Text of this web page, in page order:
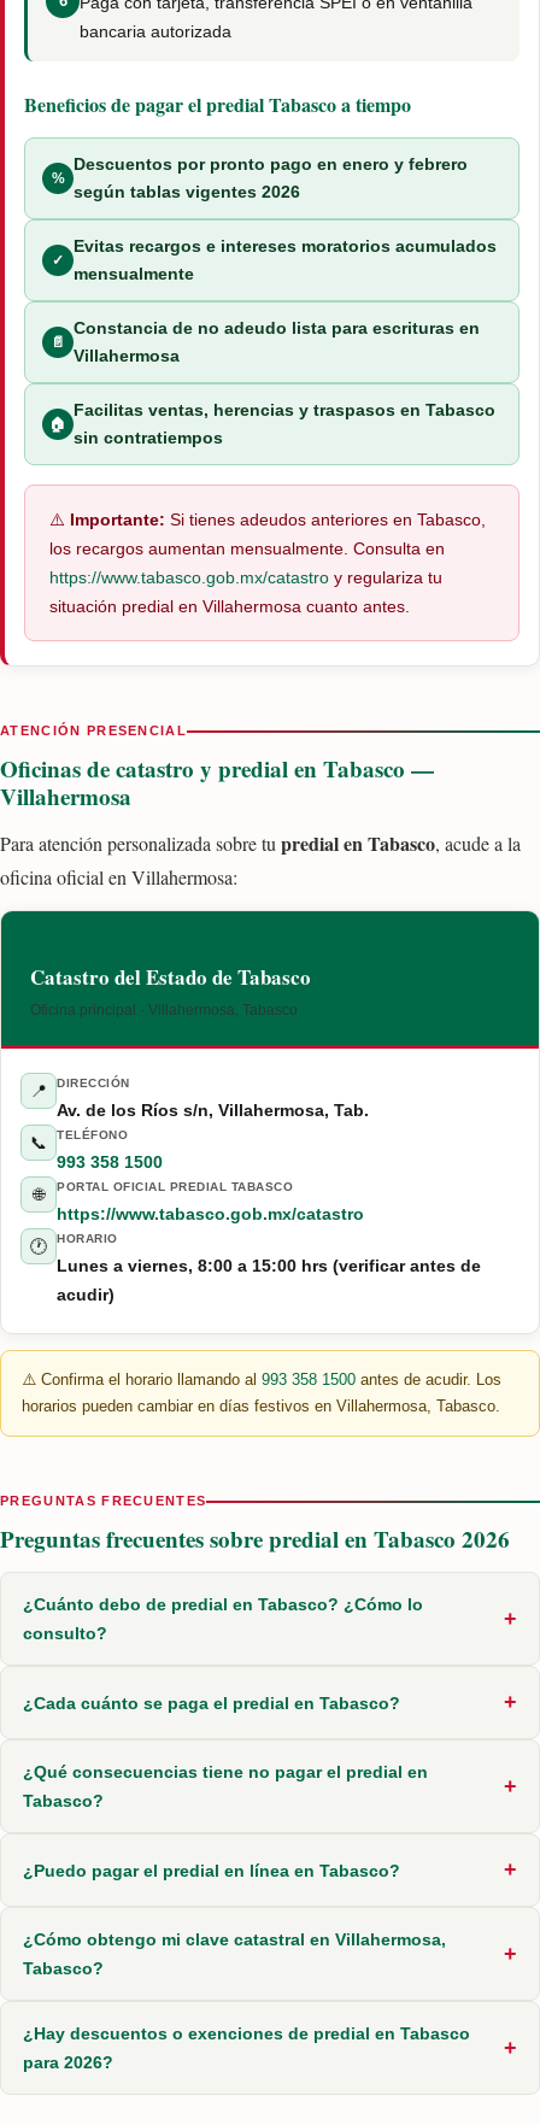
bancaria autorizada
Beneficios de pagar el predial Tabasco a tiempo
%
Descuentos por pronto pago en enero y febrero
según tablas vigentes 2026
✓
Evitas recargos e intereses moratorios acumulados
mensualmente
📄
Constancia de no adeudo lista para escrituras en
Villahermosa
🏠
Facilitas ventas, herencias y traspasos en Tabasco
sin contratiempos
⚠️ Importante: Si tienes adeudos anteriores en Tabasco,
los recargos aumentan mensualmente. Consulta en
https://www.tabasco.gob.mx/catastro y regulariza tu
situación predial en Villahermosa cuanto antes.
ATENCIÓN PRESENCIAL
Oficinas de catastro y predial en Tabasco —
Villahermosa
Para atención personalizada sobre tu predial en Tabasco, acude a la
oficina oficial en Villahermosa:
Catastro del Estado de Tabasco
Oficina principal · Villahermosa, Tabasco
📍 DIRECCIÓN
Av. de los Ríos s/n, Villahermosa, Tab.
📞
TELÉFONO
993 358 1500
🌐
PORTAL OFICIAL PREDIAL TABASCO
https://www.tabasco.gob.mx/catastro
🕐
HORARIO
Lunes a viernes, 8:00 a 15:00 hrs (verificar antes de
acudir)
⚠️ Confirma el horario llamando al 993 358 1500 antes de acudir. Los
horarios pueden cambiar en días festivos en Villahermosa, Tabasco.
PREGUNTAS FRECUENTES
Preguntas frecuentes sobre predial en Tabasco 2026
¿Cuánto debo de predial en Tabasco? ¿Cómo lo
consulto?
¿Cada cuánto se paga el predial en Tabasco?
¿Qué consecuencias tiene no pagar el predial en
Tabasco?
¿Puedo pagar el predial en línea en Tabasco?
¿Cómo obtengo mi clave catastral en Villahermosa,
Tabasco?
¿Hay descuentos o exenciones de predial en Tabasco
para 2026?